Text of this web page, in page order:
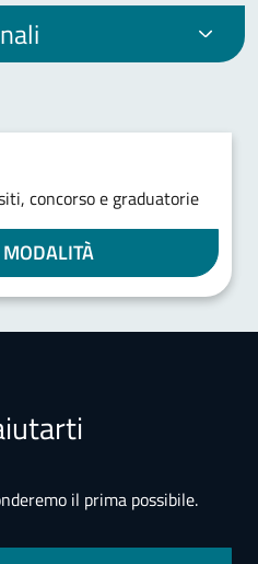
concorso e graduatorie
il prima possibile.